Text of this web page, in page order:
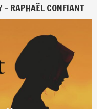
- RAPHAËL CONFIANT